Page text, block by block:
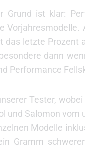
ist klar:
Vorjahresmodelle.
letzte Prozent
dann
Performance
Tester,
und Salomon
Modelle
Gramm